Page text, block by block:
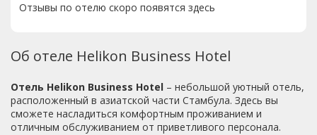
Отзывы по отелю скоро появятся здесь
Об отеле Helikon Business Hotel
Отель Helikon Business Hotel – небольшой уютный отель,
расположенный в азиатской части Стамбула. Здесь вы
сможете насладиться комфортным проживанием и
отличным обслуживанием от приветливого персонала.